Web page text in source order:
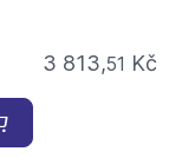
3 813,51 Kč